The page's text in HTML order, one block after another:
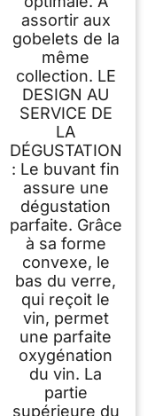
assortir aux
gobelets de la
même
collection. LE
DESIGN AU
SERVICE DE
LA
DÉGUSTATION
: Le buvant fin
assure une
dégustation
parfaite. Grâce
à sa forme
convexe, le
bas du verre,
qui reçoit le
vin, permet
une parfaite
oxygénation
du vin. La
partie
supérieure du